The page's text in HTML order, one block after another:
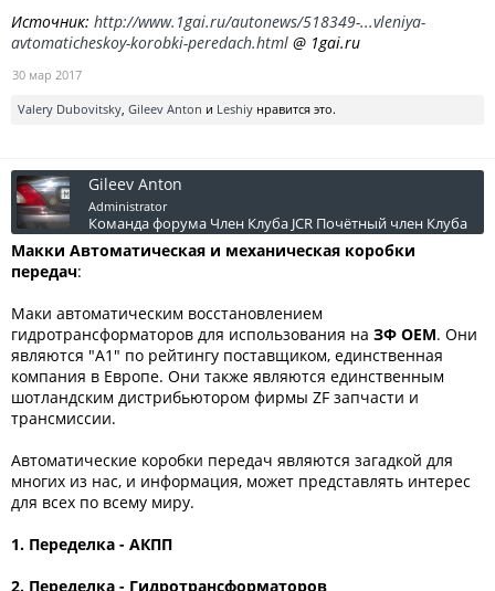
Источник: http://www.1gai.ru/autonews/518349-...vleniya-
avtomaticheskoy-korobki-peredach.html @ 1gai.ru
30 мар 2017
Valery Dubovitsky, Gileev Anton и Leshiy нравится это.
Gileev Anton
Administrator
Команда форума Член Клуба JCR Почётный член Клуба
Макки Автоматическая и механическая коробки
передач:
Маки автоматическим восстановлением
гидротрансформаторов для использования на ЗФ ОЕМ. Они
являются "А1" по рейтингу поставщиком, единственная
компания в Европе. Они также являются единственным
шотландским дистрибьютором фирмы ZF запчасти и
трансмиссии.
Автоматические коробки передач являются загадкой для
многих из нас, и информация, может представлять интерес
для всех по всему миру.
1. Переделка - АКПП
2. Переделка - Гидротрансформаторов